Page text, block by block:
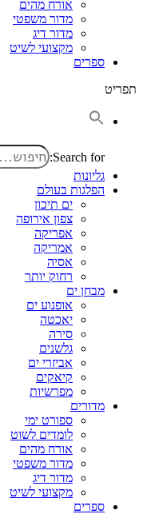
אורח מהים
מדור משפטי
מדור דיג
מקצועי לשיט
ספרים
תפריט
Search for:
גליונות
הפלגות בעולם
ים תיכון
צפון אירופה
אפריקה
אמריקה
אסיה
רחוק יותר
מבחן ים
אופנוע ים
יאכטה
סירה
גלשנים
אביזרי ים
קיאקים
מפרשיות
מדורים
ספורט ימי
לומדים לשוט
אורח מהים
מדור משפטי
מדור דיג
מקצועי לשיט
ספרים